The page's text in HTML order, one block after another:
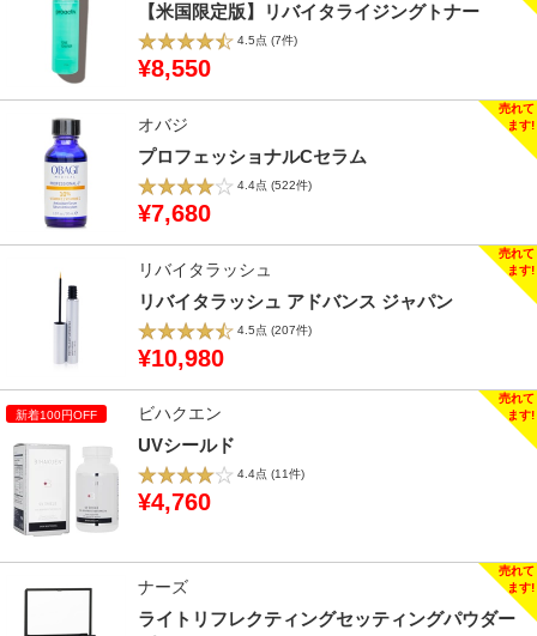
【米国限定版】リバイタライジングトナー
4.5点 (7件)
¥8,550
オバジ
プロフェッショナルCセラム
4.4点 (522件)
¥7,680
リバイタラッシュ
リバイタラッシュ アドバンス ジャパン
4.5点 (207件)
¥10,980
ビハクエン
UVシールド
4.4点 (11件)
¥4,760
ナーズ
ライトリフレクティングセッティングパウダー